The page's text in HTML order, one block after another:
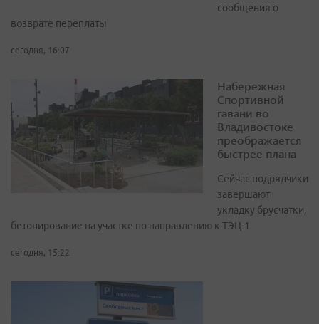
сообщения о
возврате переплаты
сегодня, 16:07
Набережная
Спортивной
гавани во
Владивостоке
преображается
быстрее плана
Сейчас подрядчики
завершают
укладку брусчатки,
бетонирование на участке по направлению к ТЭЦ-1
сегодня, 15:22